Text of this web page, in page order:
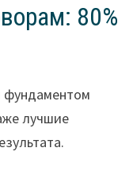
80%
фундаментом
лучшие